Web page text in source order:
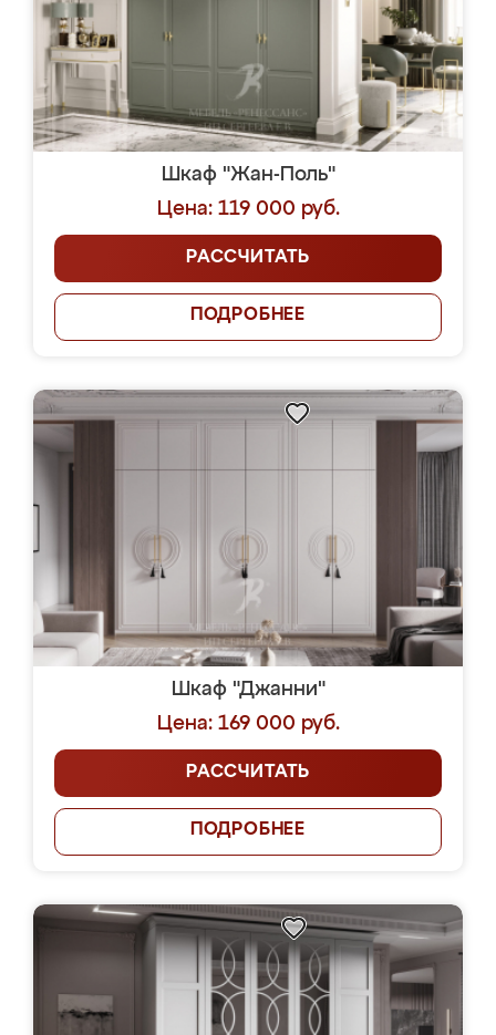
Шкаф "Жан-Поль"
Цена: 119 000 руб.
РАССЧИТАТЬ
ПОДРОБНЕЕ
Шкаф "Джанни"
Цена: 169 000 руб.
РАССЧИТАТЬ
ПОДРОБНЕЕ